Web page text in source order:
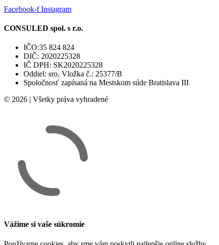
Facebook-f Instagram
CONSULED spol. s r.o.
IČO:35 824 824
DIČ: 2020225328
IČ DPH: SK2020225328
Oddiel: sro, Vložka č.: 25377/B
Spoločnosť zapísaná na Mestskom súde Bratislava III
© 2026 | Všetky práva vyhradené
Vážime si vaše súkromie